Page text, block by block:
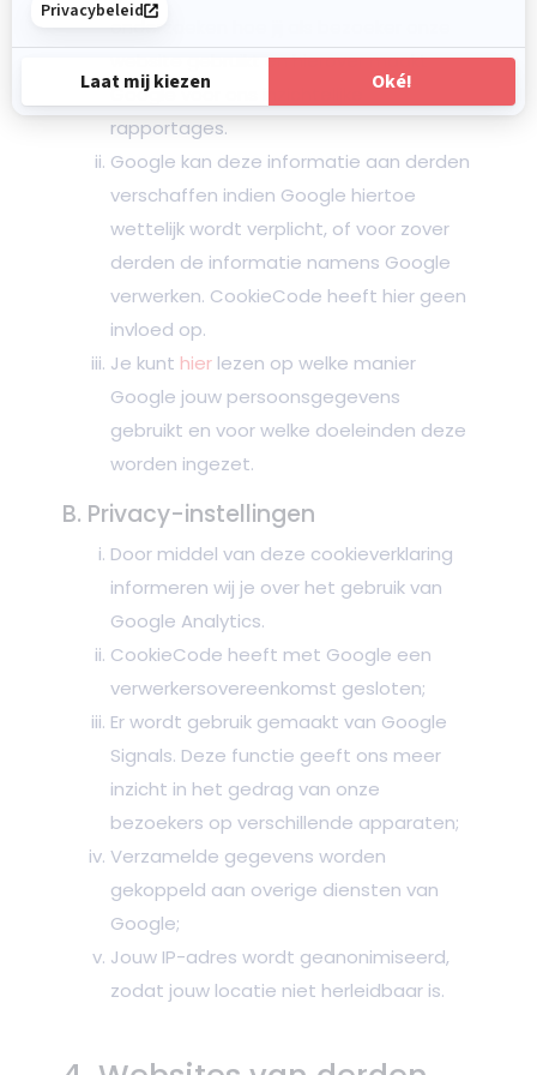
onderzoeken hoe jij als bezoeker onze
website gebruikt en hierover maakt
Google voor ons inzichtelijke
rapportages.
Google kan deze informatie aan derden
verschaffen indien Google hiertoe
wettelijk wordt verplicht, of voor zover
derden de informatie namens Google
verwerken. CookieCode heeft hier geen
invloed op.
Je kunt hier lezen op welke manier
Google jouw persoonsgegevens
gebruikt en voor welke doeleinden deze
worden ingezet.
B. Privacy-instellingen
Door middel van deze cookieverklaring
informeren wij je over het gebruik van
Google Analytics.
CookieCode heeft met Google een
verwerkersovereenkomst gesloten;
Er wordt gebruik gemaakt van Google
Signals. Deze functie geeft ons meer
inzicht in het gedrag van onze
bezoekers op verschillende apparaten;
Verzamelde gegevens worden
gekoppeld aan overige diensten van
Google;
Jouw IP-adres wordt geanonimiseerd,
zodat jouw locatie niet herleidbaar is.